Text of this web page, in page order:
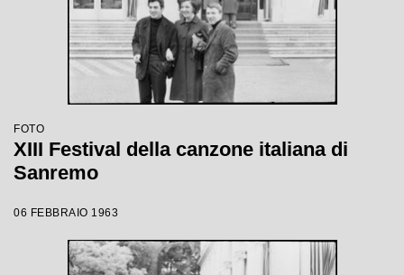
FOTO
XIII Festival della canzone italiana di
Sanremo
06 FEBBRAIO 1963